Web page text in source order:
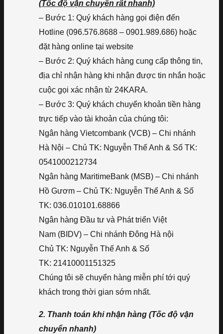
(Tốc độ vận chuyển rất nhanh)
– Bước 1: Quý khách hàng gọi điện đến
Hotline (096.576.8688 – 0901.989.686) hoặc
đặt hàng online tại website
– Bước 2: Quý khách hàng cung cấp thông tin,
địa chỉ nhận hàng khi nhận được tin nhắn hoặc
cuộc gọi xác nhận từ 24KARA.
– Bước 3: Quý khách chuyển khoản tiền hàng
trực tiếp vào tài khoản của chúng tôi:
Ngân hàng Vietcombank (VCB) – Chi nhánh
Hà Nội – Chủ TK: Nguyễn Thế Anh & Số TK:
0541000212734
Ngân hàng MaritimeBank (MSB) – Chi nhánh
Hồ Gươm – Chủ TK: Nguyễn Thế Anh & Số
TK: 036.010101.68866
Ngân hàng Đầu tư và Phát triển Việt
Nam (BIDV) – Chi nhánh Đông Hà nội
Chủ TK: Nguyễn Thế Anh & Số
TK: 21410001151325
Chúng tôi sẽ chuyển hàng miễn phí tới quý
khách trong thời gian sớm nhất.
2. Thanh toán khi nhận hàng (Tốc độ vận
chuyển nhanh)